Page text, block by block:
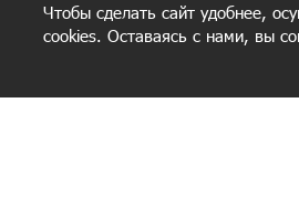
Чтобы сделать сайт удобнее,
cookies. Оставаясь с нами, вы